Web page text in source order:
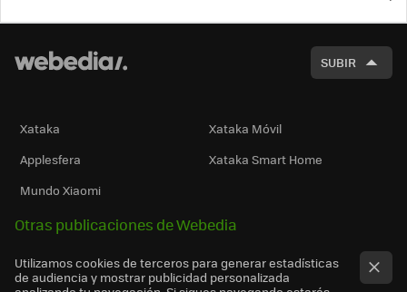
SUBIR
Xataka
Xataka Móvil
Applesfera
Xataka Smart Home
Mundo Xiaomi
Otras publicaciones de Webedia
Utilizamos cookies de terceros para generar estadísticas
de audiencia y mostrar publicidad personalizada